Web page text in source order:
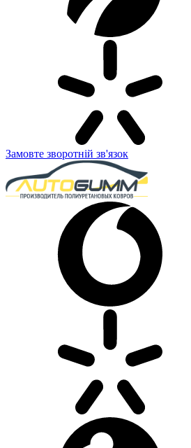
Замовте зворотній зв'язок